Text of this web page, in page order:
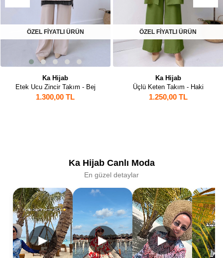
Ka Hijab
Etek Ucu Zincir Takım - Bej
1.300,00 TL
ÖZEL FİYATLI ÜRÜN
Ka Hijab
Üçlü Keten Takım - Haki
1.250,00 TL
ÖZEL FİYATLI ÜRÜN
Ka Hijab Canlı Moda
En güzel detaylar
▶ ▶ ▶